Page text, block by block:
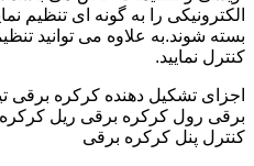
الکترونیکی را به گونه ای تنظیم
بسته شوند.به علاوه می توانید
کنترل نمایید.
اجزای تشکیل دهنده کرکره
برقی رول کرکره برقی ریل
کنترل پنل کرکره برقی